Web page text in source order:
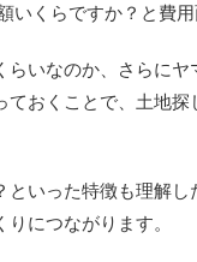
くらですか？と費
らいなのか、さらに
おくことで、土地
といった特徴も理解
につながります。